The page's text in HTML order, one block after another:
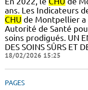
ans. Les Indicateurs
CHU de Montpellier
Autorité de Santé
soins prodigués. UN
DES SOINS SÛRS ET
18/02/2026 15:25
PAGES